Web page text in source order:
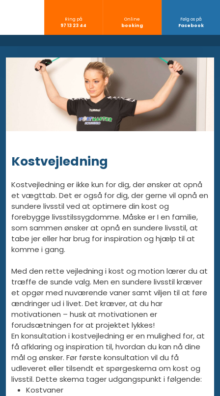
Ring på
​97 13 23 44
Online
​booking
Følg os på
​Facebook
​Kostvejledning
​Kostvejledning er ikke kun for dig, der ønsker at opnå
et vægttab. Det er også for dig, der gerne vil opnå en
sundere livsstil ved at optimere din kost og
forebygge livsstilssygdomme. Måske er I en familie,
som sammen ønsker at opnå en sundere livsstil, at
tabe jer eller har brug for inspiration og hjælp til at
komme i gang.
Med den rette vejledning i kost og motion lærer du at
træffe de sunde valg. Men en sundere livsstil kræver
et opgør med nuværende vaner samt viljen til at føre
ændringer ud i livet. Det kræver, at du har
motivationen – husk at motivationen er
forudsætningen for at projektet lykkes!
En konsultation i kostvejledning er en mulighed for, at
få afklaring og inspiration til, hvordan du kan nå dine
mål og ønsker. Før første konsultation vil du få
udleveret eller tilsendt et spørgeskema om kost og
livsstil. Dette skema tager udgangspunkt i følgende:
Kostvaner